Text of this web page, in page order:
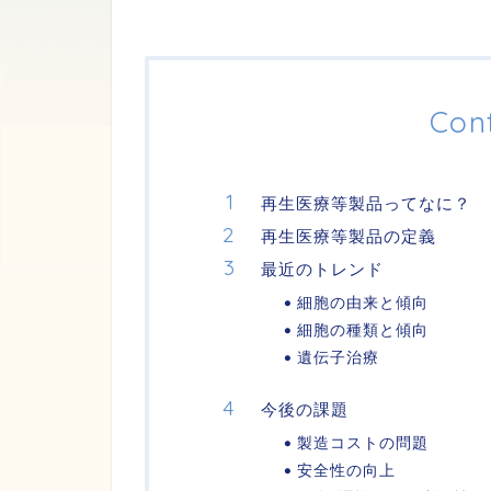
再生医療等製品ってなに？
再生医療等製品の定義
最近のトレンド
細胞の由来と傾向
細胞の種類と傾向
遺伝子治療
今後の課題
製造コストの問題
安全性の向上